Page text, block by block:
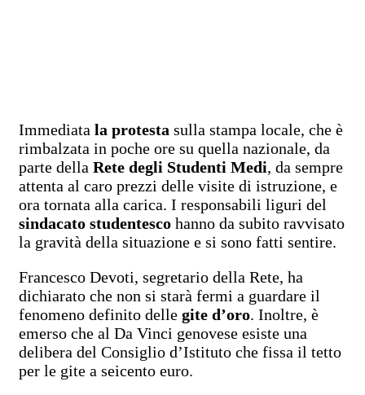
Immediata la protesta sulla stampa locale, che è
rimbalzata in poche ore su quella nazionale, da
parte della Rete degli Studenti Medi, da sempre
attenta al caro prezzi delle visite di istruzione, e
ora tornata alla carica. I responsabili liguri del
sindacato studentesco hanno da subito ravvisato
la gravità della situazione e si sono fatti sentire.
Francesco Devoti, segretario della Rete, ha
dichiarato che non si starà fermi a guardare il
fenomeno definito delle gite d’oro. Inoltre, è
emerso che al Da Vinci genovese esiste una
delibera del Consiglio d’Istituto che fissa il tetto
per le gite a seicento euro.